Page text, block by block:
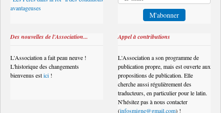
avantageuses
Des nouvelles de l'Association...
L'Association a fait peau neuve !
L'historique des changements
bienvenus estici !
Appel à contributions
L'Association a son programme de
publication propre, mais est ouverte aux
propositions de publication. Elle
cherche aussi régulièrement des
traducteurs, en particulier pour le latin.
N'hésitez pas à nous contacter
(infosmigne@gmail.com) !